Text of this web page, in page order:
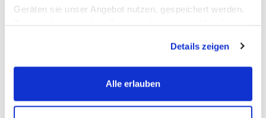
Geräten sie unser Angebot nutzen, gespeichert werden.
werden, werden bei der Nutzung der Webseite auf jeden
Fall gesetzt. Cookies von Drittanbietern für Analyse- oder
Trackingzwecke werden nur dann aktiviert, wenn Sie das
erlauben" bzw. "Alle erlauben" klicken. Mehr dazu
Details zeigen
Alle erlauben
unser Newsletter
Jetzt anmelden und einen10% Gutscheinfür Ihren nächsten